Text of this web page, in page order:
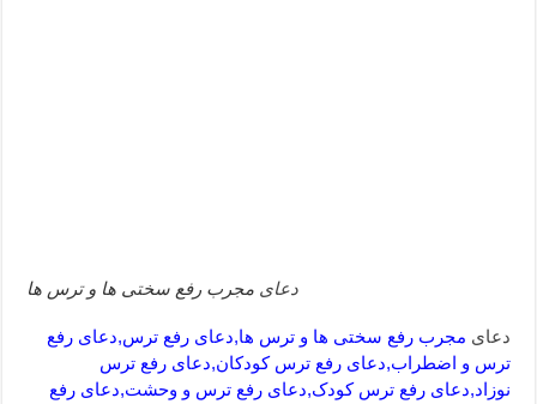
دعای مجرب رفع سختی ها و ترس ها
دعای مجرب رفع سختی ها و ترس ها,دعای رفع ترس,دعای رفع
ترس و اضطراب,دعای رفع ترس کودکان,دعای رفع ترس
نوزاد,دعای رفع ترس کودک,دعای رفع ترس و وحشت,دعای رفع